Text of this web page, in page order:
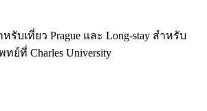
หรับเที่ยว Prague และ Long-stay สำหรับ
ย์ที่ Charles University